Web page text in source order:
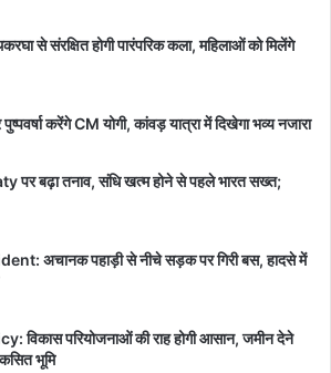
से संरक्षित होगी पारंपरिक कला, महिलाओं को मिलेंगे
करेंगे CM योगी, कांवड़ यात्रा में दिखेगा भव्य नजारा
बढ़ा तनाव, संधि खत्म होने से पहले भारत सख्त;
अचानक पहाड़ी से नीचे सड़क पर गिरी बस, हादसे में
परियोजनाओं की राह होगी आसान, जमीन देने
भूमि